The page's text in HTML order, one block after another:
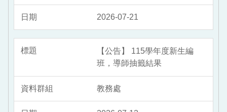
2026-07-21
【公告】 115學年度新生編
班，導師抽籤結果
教務處